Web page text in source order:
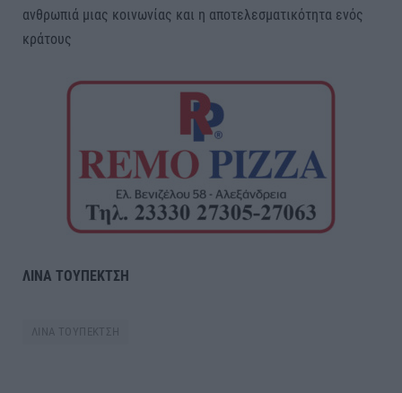
ανθρωπιά μιας κοινωνίας και η αποτελεσματικότητα ενός
κράτους
ΛΙΝΑ ΤΟΥΠΕΚΤΣΗ
ΛΙΝΑ ΤΟΥΠΕΚΤΣΗ